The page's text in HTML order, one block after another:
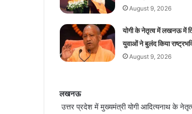
August 9, 2026
योगी के नेतृत्व में लखनऊ में
युवाओं ने बुलंद किया
August 9, 2026
लखनऊ
उत्तर प्रदेश में मुख्यमंत्री योगी आदित्यनाथ के